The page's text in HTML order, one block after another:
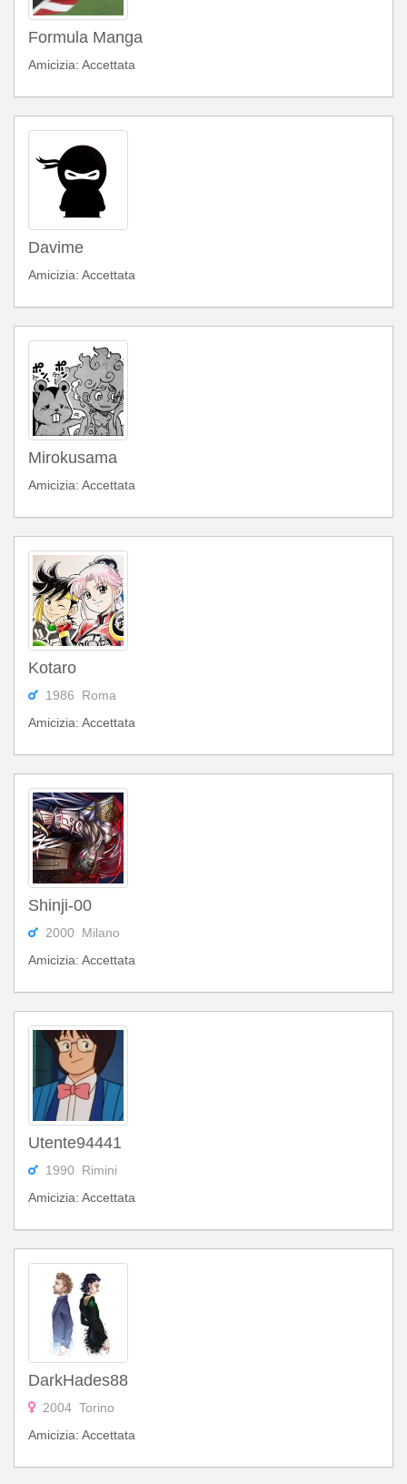
Formula Manga
Amicizia: Accettata
Davime
Amicizia: Accettata
Mirokusama
Amicizia: Accettata
Kotaro
1986 Roma
Amicizia: Accettata
Shinji-00
2000 Milano
Amicizia: Accettata
Utente94441
1990 Rimini
Amicizia: Accettata
DarkHades88
2004 Torino
Amicizia: Accettata